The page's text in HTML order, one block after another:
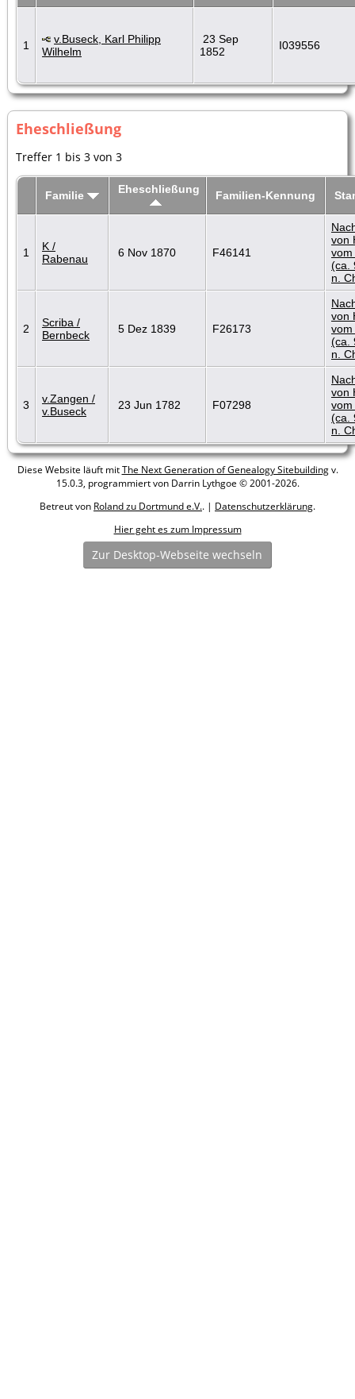
1
v.Buseck, Karl Philipp
Wilhelm
23 Sep
1852
I039556
Eheschließung
Treffer 1 bis 3 von 3
Familie Eheschließung Familien-Kennung
1
K /
Rabenau
6 Nov 1870 F46141
von
vom
(ca.
n.
2
Scriba /
Bernbeck
5 Dez 1839 F26173
von
vom
(ca.
n.
3
v.Zangen /
v.Buseck
23 Jun 1782 F07298
von
vom
(ca.
n.
Diese Website läuft mitThe Next Generation of Genealogy Sitebuildingv.
15.0.3, programmiert von Darrin Lythgoe © 2001-2026.
Betreut von Roland zu Dortmund e.V.. | Datenschutzerklärung.
Hier geht es zum Impressum
Zur Desktop-Webseite wechseln